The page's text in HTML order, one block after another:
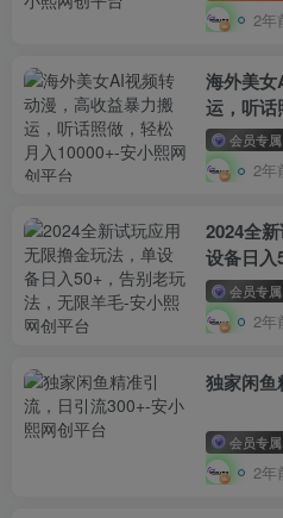
2年
海外美
运，听话
会员专属
2年
2024全
设备日入
会员专属
2年
独家闲鱼
会员专属
2年